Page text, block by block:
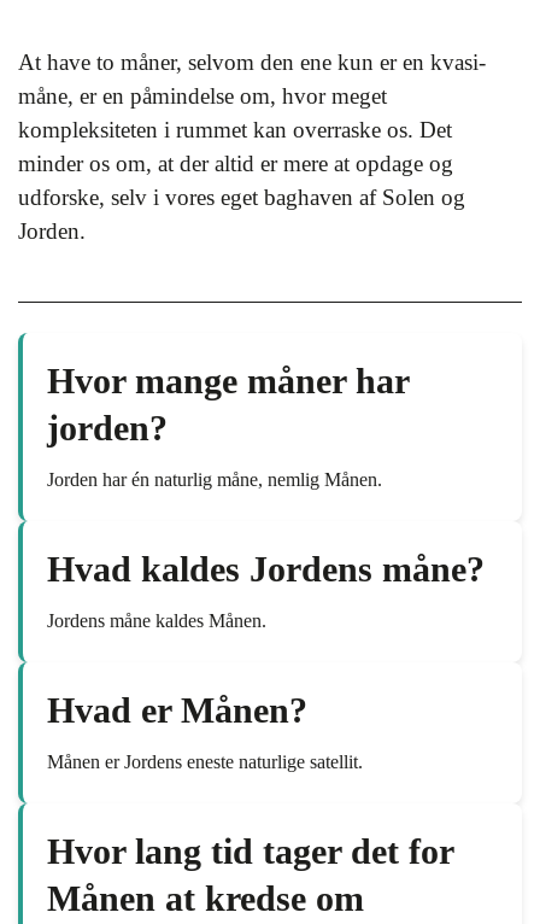
At have to måner, selvom den ene kun er en kvasi-
måne, er en påmindelse om, hvor meget
kompleksiteten i rummet kan overraske os. Det
minder os om, at der altid er mere at opdage og
udforske, selv i vores eget baghaven af Solen og
Jorden.
Hvor mange måner har
jorden?
Jorden har én naturlig måne, nemlig Månen.
Hvad kaldes Jordens måne?
Jordens måne kaldes Månen.
Hvad er Månen?
Månen er Jordens eneste naturlige satellit.
Hvor lang tid tager det for
Månen at kredse om